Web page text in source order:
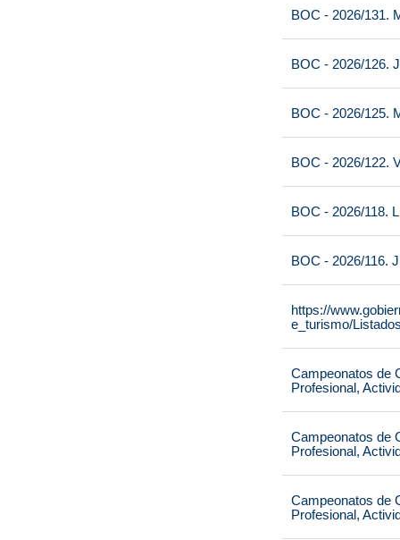
BOC - 2026/131.
BOC - 2026/126.
BOC - 2026/125.
BOC - 2026/122.
BOC - 2026/118.
BOC - 2026/116.
https://
e_turismo/
Campeonatos de
Profesional,
Campeonatos de
Profesional,
Campeonatos de
Profesional,